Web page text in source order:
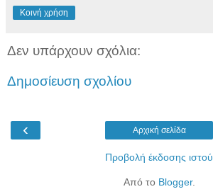
Κοινή χρήση
Δεν υπάρχουν σχόλια:
Δημοσίευση σχολίου
‹ Αρχική σελίδα
Προβολή έκδοσης ιστού
Από το Blogger.